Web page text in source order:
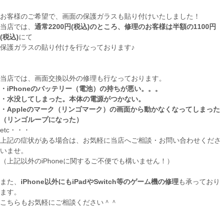
お客様のご希望で、画面の保護ガラスも貼り付けいたしました！
当店では、 通常2200円(税込)のところ、修理のお客様は半額の1100円
(税込)にて
保護ガラスの貼り付けを行なっております♪
当店では、画面交換以外の修理も行なっております。
・iPhoneのバッテリー（電池）の持ちが悪い。。。
・水没してしまった。本体の電源がつかない。
・Appleのマーク（リンゴマーク）の画面から動かなくなってしまった
（リンゴループになった）
etc・・・
上記の症状がある場合は、お気軽に当店へご相談・お問い合わせくださ
いませ。
（上記以外のiPhoneに関するご不便でも構いません！）
また、 iPhone以外にもiPadやSwitch等のゲーム機の修理も承っており
ます。
こちらもお気軽にご相談ください＾＾